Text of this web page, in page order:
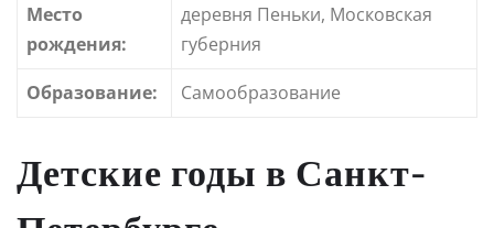
Место
рождения:
деревня Пеньки, Московская
губерния
Образование:
Самообразование
Детские годы в Санкт-